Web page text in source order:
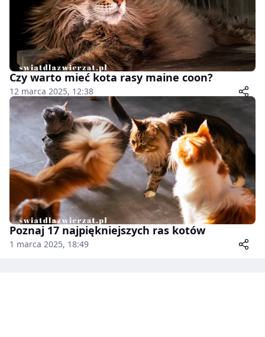
Czy warto mieć kota rasy maine coon?
12 marca 2025, 12:38
Poznaj 17 najpiękniejszych ras kotów
1 marca 2025, 18:49